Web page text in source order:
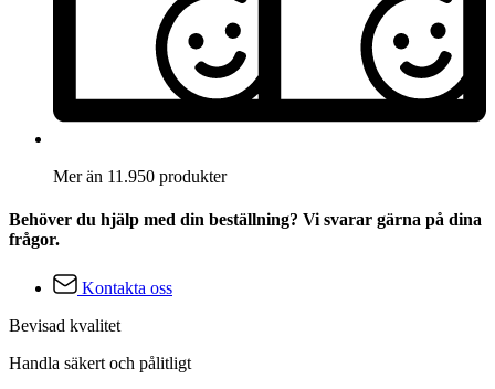
Mer än 11.950 produkter
Behöver du hjälp med din beställning? Vi svarar gärna på dina
frågor.
Kontakta oss
Bevisad kvalitet
Handla säkert och pålitligt